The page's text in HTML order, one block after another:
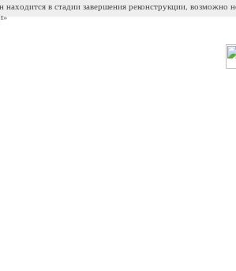
находится в стадии завершения реконструкции, возможно